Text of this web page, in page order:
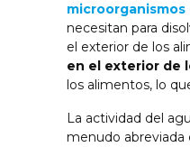
necesitan para
el exterior de los
en el exterior de
los alimentos, lo
La actividad del
menudo abreviada